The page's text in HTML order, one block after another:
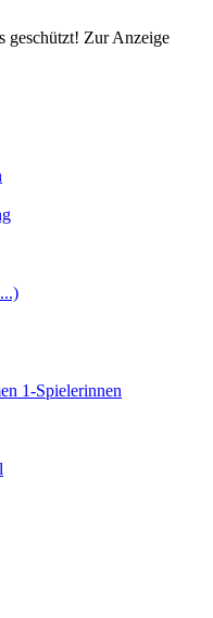
geschützt! Zur Anzeige
1-Spielerinnen